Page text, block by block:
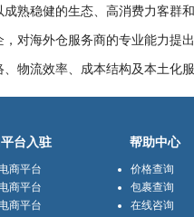
熟稳健的生态、高消费力客群
对海外仓服务商的专业能力提出
物流效率、成本结构及本土化
台入驻
商平台
商平台
商平台
帮助中心
价格查询
包裹查询
在线咨询